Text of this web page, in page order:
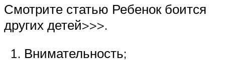
Смотрите статью Ребенок боится
других детей>>>.
Внимательность;